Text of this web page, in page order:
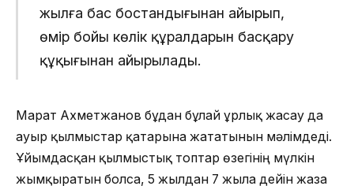
жылға бас бостандығынан айырып,
өмір бойы көлік құралдарын басқару
құқығынан айырылады.
Марат Ахметжанов бұдан бұлай ұрлық жасау да
ауыр қылмыстар қатарына жататынын мәлімдеді.
Ұйымдасқан қылмыстық топтар өзегінің мүлкін
жымқыратын болса, 5 жылдан 7 жылға дейін жаза